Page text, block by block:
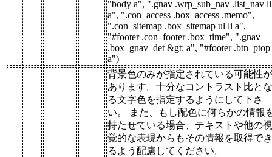
"body a", ".gnav .wrp_sub_nav .list_nav li
a", ".con_access .box_access .memo",
".con_sitemap .box_sitemap ul li a",
"#footer .con_footer .box_time", ".gnav
.box_gnav_det &gt; a", "#footer .btn_ptop
a")
背景色のみが指定されている可能性が
あります。十分なコントラスト比とな
る文字色を指定するようにして下さ
い。 また、もし配色に何らかの情報
持たせている場合、テキストや他の視
覚的な表現からもその情報を取得でき
るよう配慮してください。